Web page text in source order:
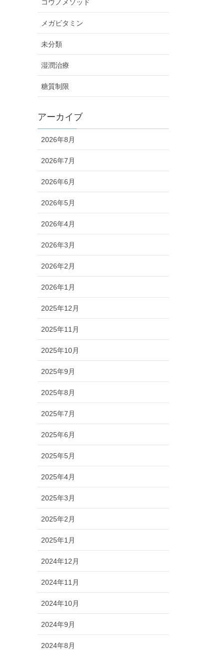
コウノメソッド
メガビタミン
未分類
湿潤治療
糖質制限
アーカイブ
2026年8月
2026年7月
2026年6月
2026年5月
2026年4月
2026年3月
2026年2月
2026年1月
2025年12月
2025年11月
2025年10月
2025年9月
2025年8月
2025年7月
2025年6月
2025年5月
2025年4月
2025年3月
2025年2月
2025年1月
2024年12月
2024年11月
2024年10月
2024年9月
2024年8月